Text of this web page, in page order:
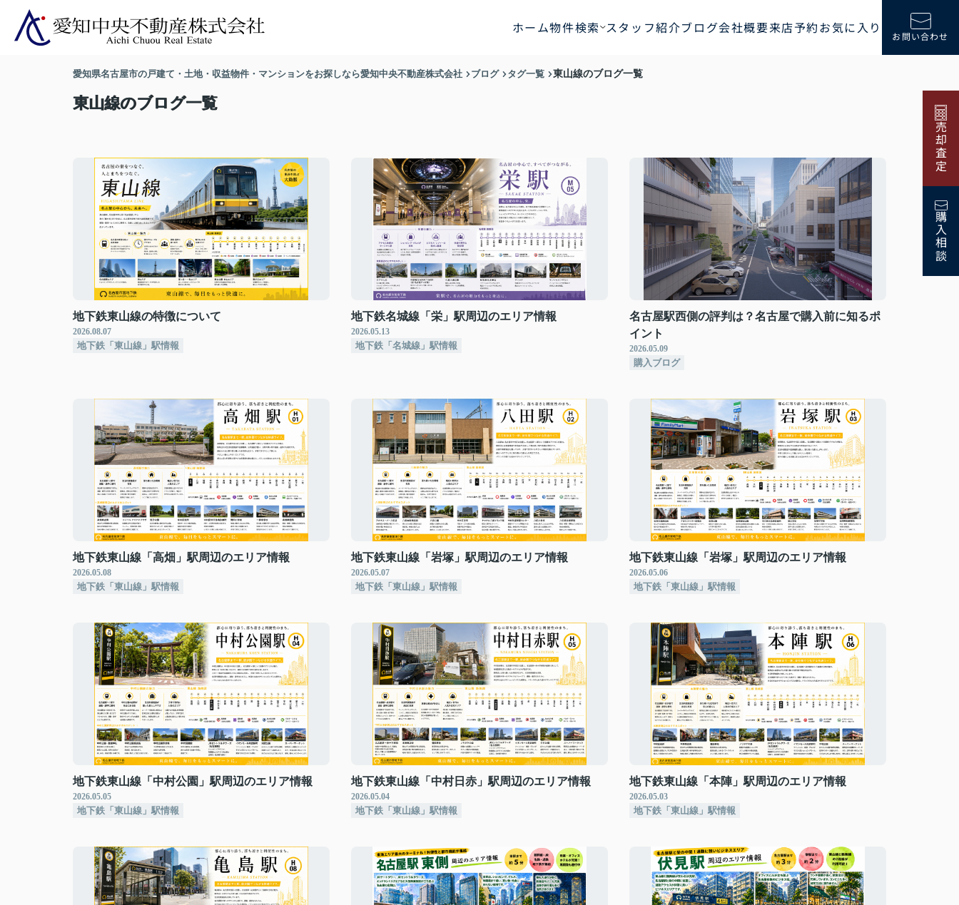
ホーム物件検索 スタッフ紹介ブログ会社概要来店予約お気に入り お問い合わせ
売却査定
購入相談
愛知県名古屋市の戸建て・土地・収益物件・マンションをお探しなら愛知中央不動産株式会社 ブログ タグ一覧 東山線のブログ一覧
東山線のブログ一覧
地下鉄東山線の特徴について
2026.08.07
地下鉄「東山線」駅情報
地下鉄名城線「栄」駅周辺のエリア情報
2026.05.13
地下鉄「名城線」駅情報
名古屋駅西側の評判は？名古屋で購入前に知るポ
イント
2026.05.09
購入ブログ
地下鉄東山線「高畑」駅周辺のエリア情報
2026.05.08
地下鉄「東山線」駅情報
地下鉄東山線「岩塚」駅周辺のエリア情報
2026.05.07
地下鉄「東山線」駅情報
地下鉄東山線「岩塚」駅周辺のエリア情報
2026.05.06
地下鉄「東山線」駅情報
地下鉄東山線「中村公園」駅周辺のエリア情報
2026.05.05
地下鉄「東山線」駅情報
地下鉄東山線「中村日赤」駅周辺のエリア情報
2026.05.04
地下鉄「東山線」駅情報
地下鉄東山線「本陣」駅周辺のエリア情報
2026.05.03
地下鉄「東山線」駅情報